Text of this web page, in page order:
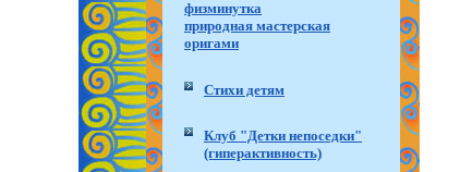
физминутка
природная мастерская
оригами
Стихи детям
Клуб "Детки непоседки"
(гиперактивность)